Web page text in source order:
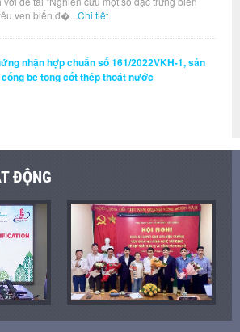
ven biển đ�... Chi tiết
nhận hợp chuẩn số 161/2022VKH-1, sản
bê tông cốt thép thoát nước
ĐỘNG